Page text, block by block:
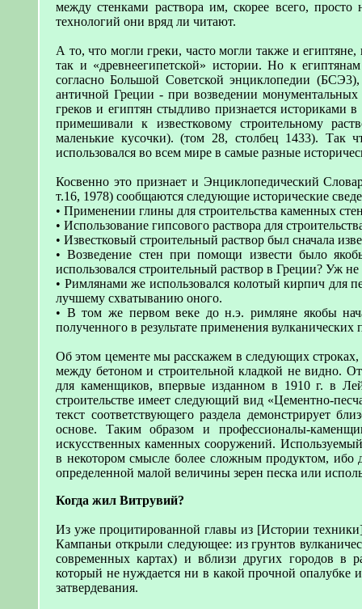
между стенками раствора им, скорее всего,
технологий они вряд ли читают.
А то, что могли греки, часто могли также и
так и «древнеегипетской» истории. Но к
согласно Большой Советской энциклопедии
античной Греции - при возведении
греков и египтян стыдливо признается историками
примешивали к известковому строительному
маленькие кусочки). (том 28, столбец 1433). Так
использовался во всем мире в самые разные
Косвенно это признает и Энциклопедический
т.16, 1978) сообщаются следующие исторические
• Применении глины для строительства каменных
• Использование гипсового раствора для
• Известковый строительный раствор был сначала
• Возведение стен при помощи извести было
использовался строительный раствор в Греции? Уж
• Римлянами же использовался колотый кирпич для
лучшему схватыванию оного.
• В том же первом веке до н.э. римляне якобы
полученного в результате применения
Об этом цементе мы расскажем в следующих строках,
между бетоном и строительной кладкой не видно.
для каменщиков, впервые изданном в 1910 г. в
строительстве имеет следующий вид «Цементно-
текст соответствующего раздела демонстрирует
основе. Таким образом и профессионалы-
искусственных каменных сооружений.
в некотором смысле более сложным продуктом, ибо
определенной малой величины зерен песка или
Когда жил Витрувий?
Из уже процитированной главы из [Истории
Кампаньи открыли следующее: из грунтов
современных картах) и вблизи других городов в
который не нуждается ни в какой прочной опалубке
затвердевания.